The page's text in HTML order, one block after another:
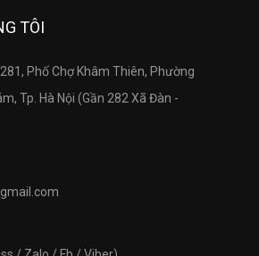
TÔI
Phố Chợ Khâm Thiên, Phường
Tp. Hà Nội (Gần 282 Xã Đàn -